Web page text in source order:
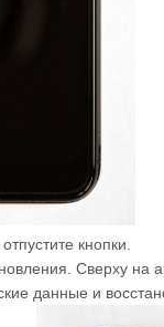
кнопки.
Сверху на
данные и